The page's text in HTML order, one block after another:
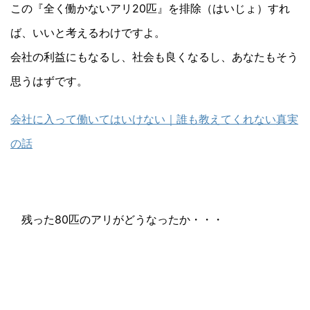
この『全く働かないアリ20匹』を排除（はいじょ）すれ
ば、いいと考えるわけですよ。
会社の利益にもなるし、社会も良くなるし、あなたもそう
思うはずです。
会社に入って働いてはいけない｜誰も教えてくれない真実
の話
残った80匹のアリがどうなったか・・・